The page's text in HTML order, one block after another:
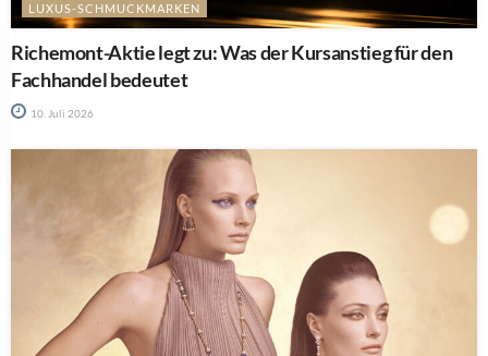
LUXUS-SCHMUCKMARKEN
Richemont-Aktie legt zu: Was der Kursanstieg für den
Fachhandel bedeutet
10. Juli 2026